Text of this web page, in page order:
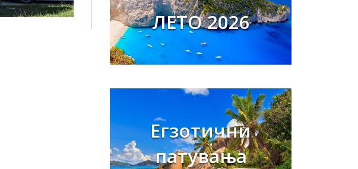
ЛЕТО 2026
Егзотични
патувања